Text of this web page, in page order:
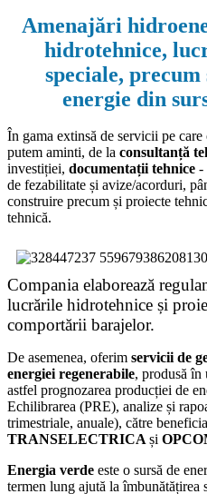
Amenajări
hidrotehnice,
speciale,
energie din
În gama extinsă de servicii pe
putem aminti, de la consultanță
investiției, documentații tehnice -
de fezabilitate și avize/acorduri,
construire precum și proiecte
tehnică.
Compania elaborează
lucrările hidrotehnice și
comportării barajelor.
De asemenea, oferim servicii de
energiei regenerabile, produsă în
astfel prognozarea producției de
Echilibrarea (PRE), analize și
trimestriale, anuale), către
TRANSELECTRICA și
Energia verde este o sursă de
termen lung ajută la îmbunătățirea